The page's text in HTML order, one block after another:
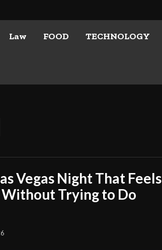
Law FOOD TECHNOLOGY
Vegas Night That Feels
Trying to Do